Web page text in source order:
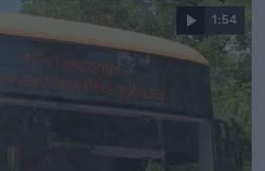
1:54